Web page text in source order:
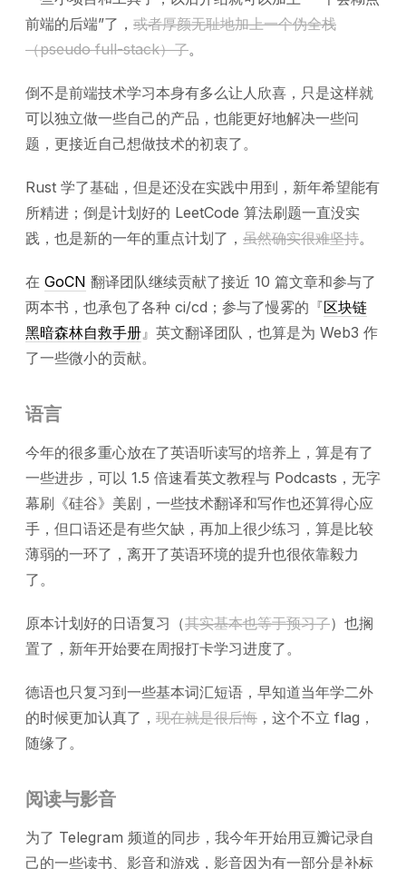
前端的后端”了， 或者厚颜无耻地加上一个伪全栈
（pseudo full-stack）了。
倒不是前端技术学习本身有多么让人欣喜，只是这样就
可以独立做一些自己的产品，也能更好地解决一些问
题，更接近自己想做技术的初衷了。
Rust 学了基础，但是还没在实践中用到，新年希望能有
所精进；倒是计划好的 LeetCode 算法刷题一直没实
践，也是新的一年的重点计划了， 虽然确实很难坚持。
在 GoCN 翻译团队继续贡献了接近 10 篇文章和参与了
两本书，也承包了各种 ci/cd；参与了慢雾的『区块链
黑暗森林自救手册 』英文翻译团队，也算是为 Web3 作
了一些微小的贡献。
语言
今年的很多重心放在了英语听读写的培养上，算是有了
一些进步，可以 1.5 倍速看英文教程与 Podcasts，无字
幕刷《硅谷》美剧，一些技术翻译和写作也还算得心应
手，但口语还是有些欠缺，再加上很少练习，算是比较
薄弱的一环了，离开了英语环境的提升也很依靠毅力
了。
原本计划好的日语复习（其实基本也等于预习了）也搁
置了，新年开始要在周报打卡学习进度了。
德语也只复习到一些基本词汇短语，早知道当年学二外
的时候更加认真了， 现在就是很后悔 ，这个不立 flag，
随缘了。
阅读与影音
为了 Telegram 频道的同步，我今年开始用豆瓣记录自
己的一些读书、影音和游戏，影音因为有一部分是补标